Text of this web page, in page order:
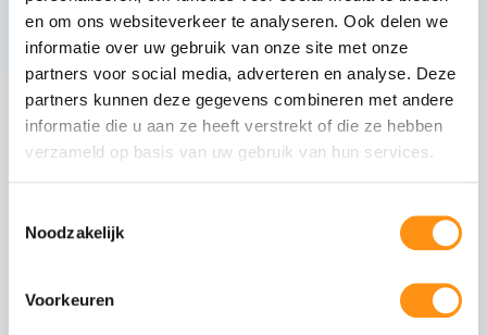
en om ons websiteverkeer te analyseren. Ook delen we
informatie over uw gebruik van onze site met onze
partners voor social media, adverteren en analyse. Deze
partners kunnen deze gegevens combineren met andere
informatie die u aan ze heeft verstrekt of die ze hebben
verzameld op basis van uw gebruik van hun services.
Noodzakelijk
Voorkeuren
muren met een draagvermogen van minimaal
200 kg per strekkende meter.
Dit pakket bevat
Zijliggers
Polycarbonaat dakplaten van 98cm breed